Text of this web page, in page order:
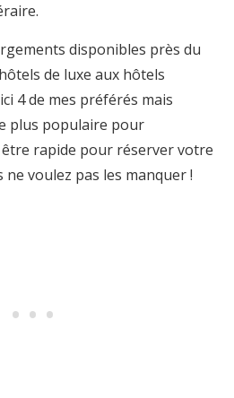
disponibles près du
de luxe aux hôtels
4 de mes préférés mais
plus populaire pour
rapide pour réserver votre
ne voulez pas les manquer !